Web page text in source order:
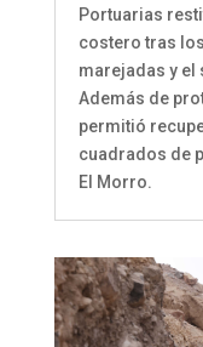
Portuarias
costero tras
marejadas y el
Además de
permitió
cuadrados de
El Morro.